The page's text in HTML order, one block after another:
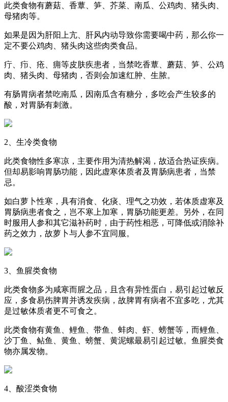
此类食物有蘑菇、香蕈、笋、芥菜、南瓜、公鸡肉、猪头肉、
母猪肉等。
如果是因为肝阳上亢、肝风内动导致你需要喝中药，那么你一
定不要公鸡肉、猪头肉这些肉类食品。
疔、疖、疮、痈等皮肤疾患者，当禁吃香蕈、蘑菇、笋、公鸡
肉、猪头肉、母猪肉，否则会加速红肿、生脓。
有肠胃病者禁吃南瓜，因南瓜含有糖分，多吃会产生较多的
酸，对胃肠有刺激。
2、生冷类食物
此类食物性多寒凉，主要作用为清热解渴，故适合热证疾病。
但却易影响胃肠功能，因此虚寒体质者及胃肠病患者，当禁
忌。
如白萝卜性寒，具有消食、化痰、理气之功效，若体质虚寒及
胃肠病患者食之，岂不寒上加寒，胃肠功能更差。另外，在同
时服用人参和其它滋补药时，由于药性相恶，可降低或消除补
药之效力，故萝卜与人参不宜同服。
3、鱼腥类食物
此类食物多为咸寒而腥之品，且含有异性蛋白，易引起过敏反
应，多食易伤脾胃并诱发疾病，故脾胃有病者不宜多吃，尤其
是过敏体质者更不可食之。
此类食物有黄鱼、鲤鱼、带鱼、蚌肉、虾、螃蟹等，而鲤鱼、
沙丁鱼、鲇鱼、黄鱼、螃蟹、黄泥螺最易引起过敏。鱼腥类食
物亦属发物。
4、酸涩类食物